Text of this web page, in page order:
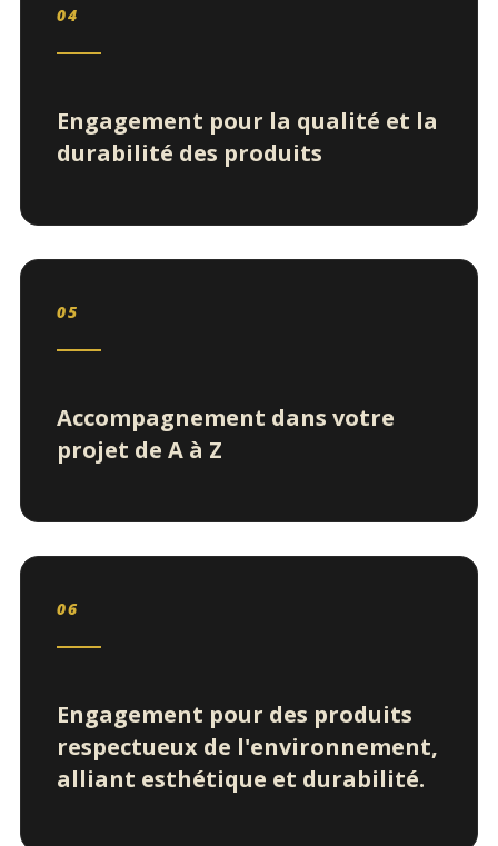
04
Engagement pour la qualité et la
durabilité des produits
05
Accompagnement dans votre
projet de A à Z
06
Engagement pour des produits
respectueux de l'environnement,
alliant esthétique et durabilité.